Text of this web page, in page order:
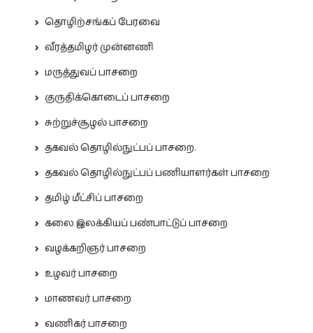
தொழிற்சங்கப் பேரவை
வீரத்தமிழர் முன்னணி
மருத்துவப் பாசறை
குருதிக்கொடைப் பாசறை
சுற்றுச்சூழல் பாசறை
தகவல் தொழில்நுட்பப் பாசறை.
தகவல் தொழில்நுட்பப் பணியாளர்கள் பாசறை
தமிழ் மீட்சிப் பாசறை
கலை இலக்கியப் பண்பாட்டுப் பாசறை
வழக்கறிஞர் பாசறை
உழவர் பாசறை
மாணவர் பாசறை
வணிகர் பாசறை